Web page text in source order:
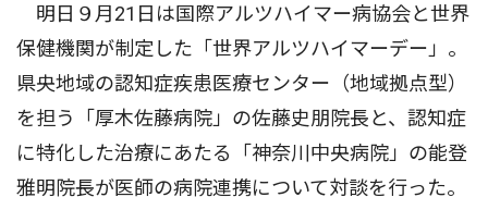
明日９月21日は国際アルツハイマー病協会と世界
保健機関が制定した「世界アルツハイマーデー」。
県央地域の認知症疾患医療センター（地域拠点型）
を担う「厚木佐藤病院」の佐藤史朋院長と、認知症
に特化した治療にあたる「神奈川中央病院」の能登
雅明院長が医師の病院連携について対談を行った。